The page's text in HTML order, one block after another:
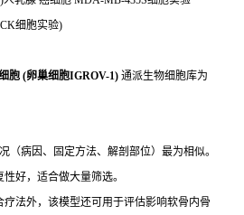
细胞实验)
胞 (卵巢细胞IGROV-1) 通派生物细胞库为
（病因、固定方法、解剖部位）最为相似。
好，适合做大量筛选。
法外，该模型还可用于评估影响软骨内骨